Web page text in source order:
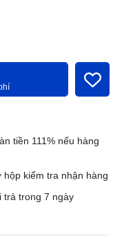
tiền 111% nếu hàng
hộp kiểm tra nhận hàng
trả trong 7 ngày